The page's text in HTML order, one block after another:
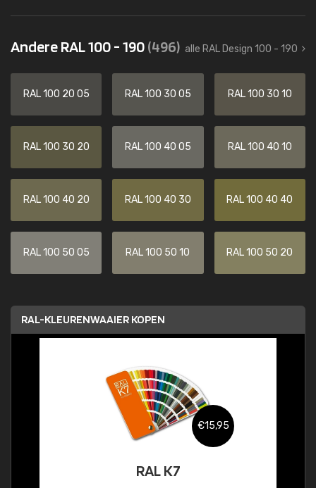
Andere RAL 100 - 190(496) alle RAL Design 100 - 190
RAL 100 20 05 RAL 100 30 05 RAL 100 30 10
RAL 100 30 20 RAL 100 40 05 RAL 100 40 10
RAL 100 40 20 RAL 100 40 30 RAL 100 40 40
RAL 100 50 05 RAL 100 50 10 RAL 100 50 20
RAL-KLEURENWAAIER KOPEN
€15,95
RAL K7